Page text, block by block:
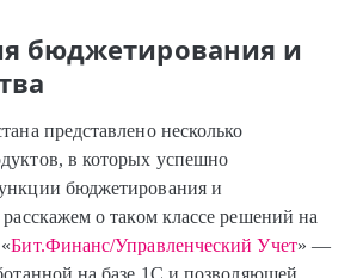
бюджетирования и
представлено несколько
в которых успешно
бюджетирования и
о таком классе решений на
Бит.Финанс/Управленческий Учет» —